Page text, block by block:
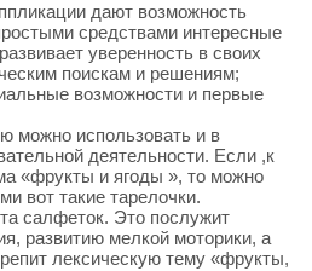
дают возможность
средствами интересные
уверенность в своих
поискам и решениям;
возможности и первые
можно использовать и в
деятельности. Если ,к
«фрукты и ягоды », то можно
вот такие тарелочки.
салфеток. Это послужит
развитию мелкой моторики, а
лексическую тему «фрукты,